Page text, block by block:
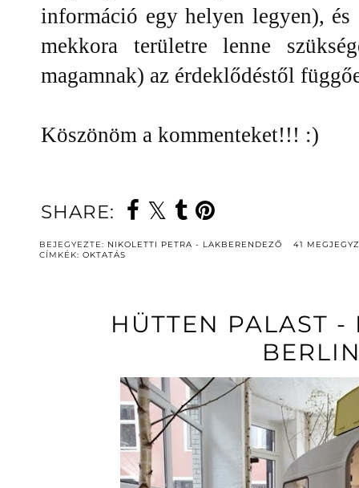
információ egy helyen legyen),
mekkora területre lenne
magamnak) az érdeklődéstől
Köszönöm a kommenteket!!! :)
SHARE:
BEJEGYEZTE: NIKOLETTI PETRA - LAKBERENDEZŐ
41
CÍMKÉK: OKTATÁS
HÜTTEN PALAST